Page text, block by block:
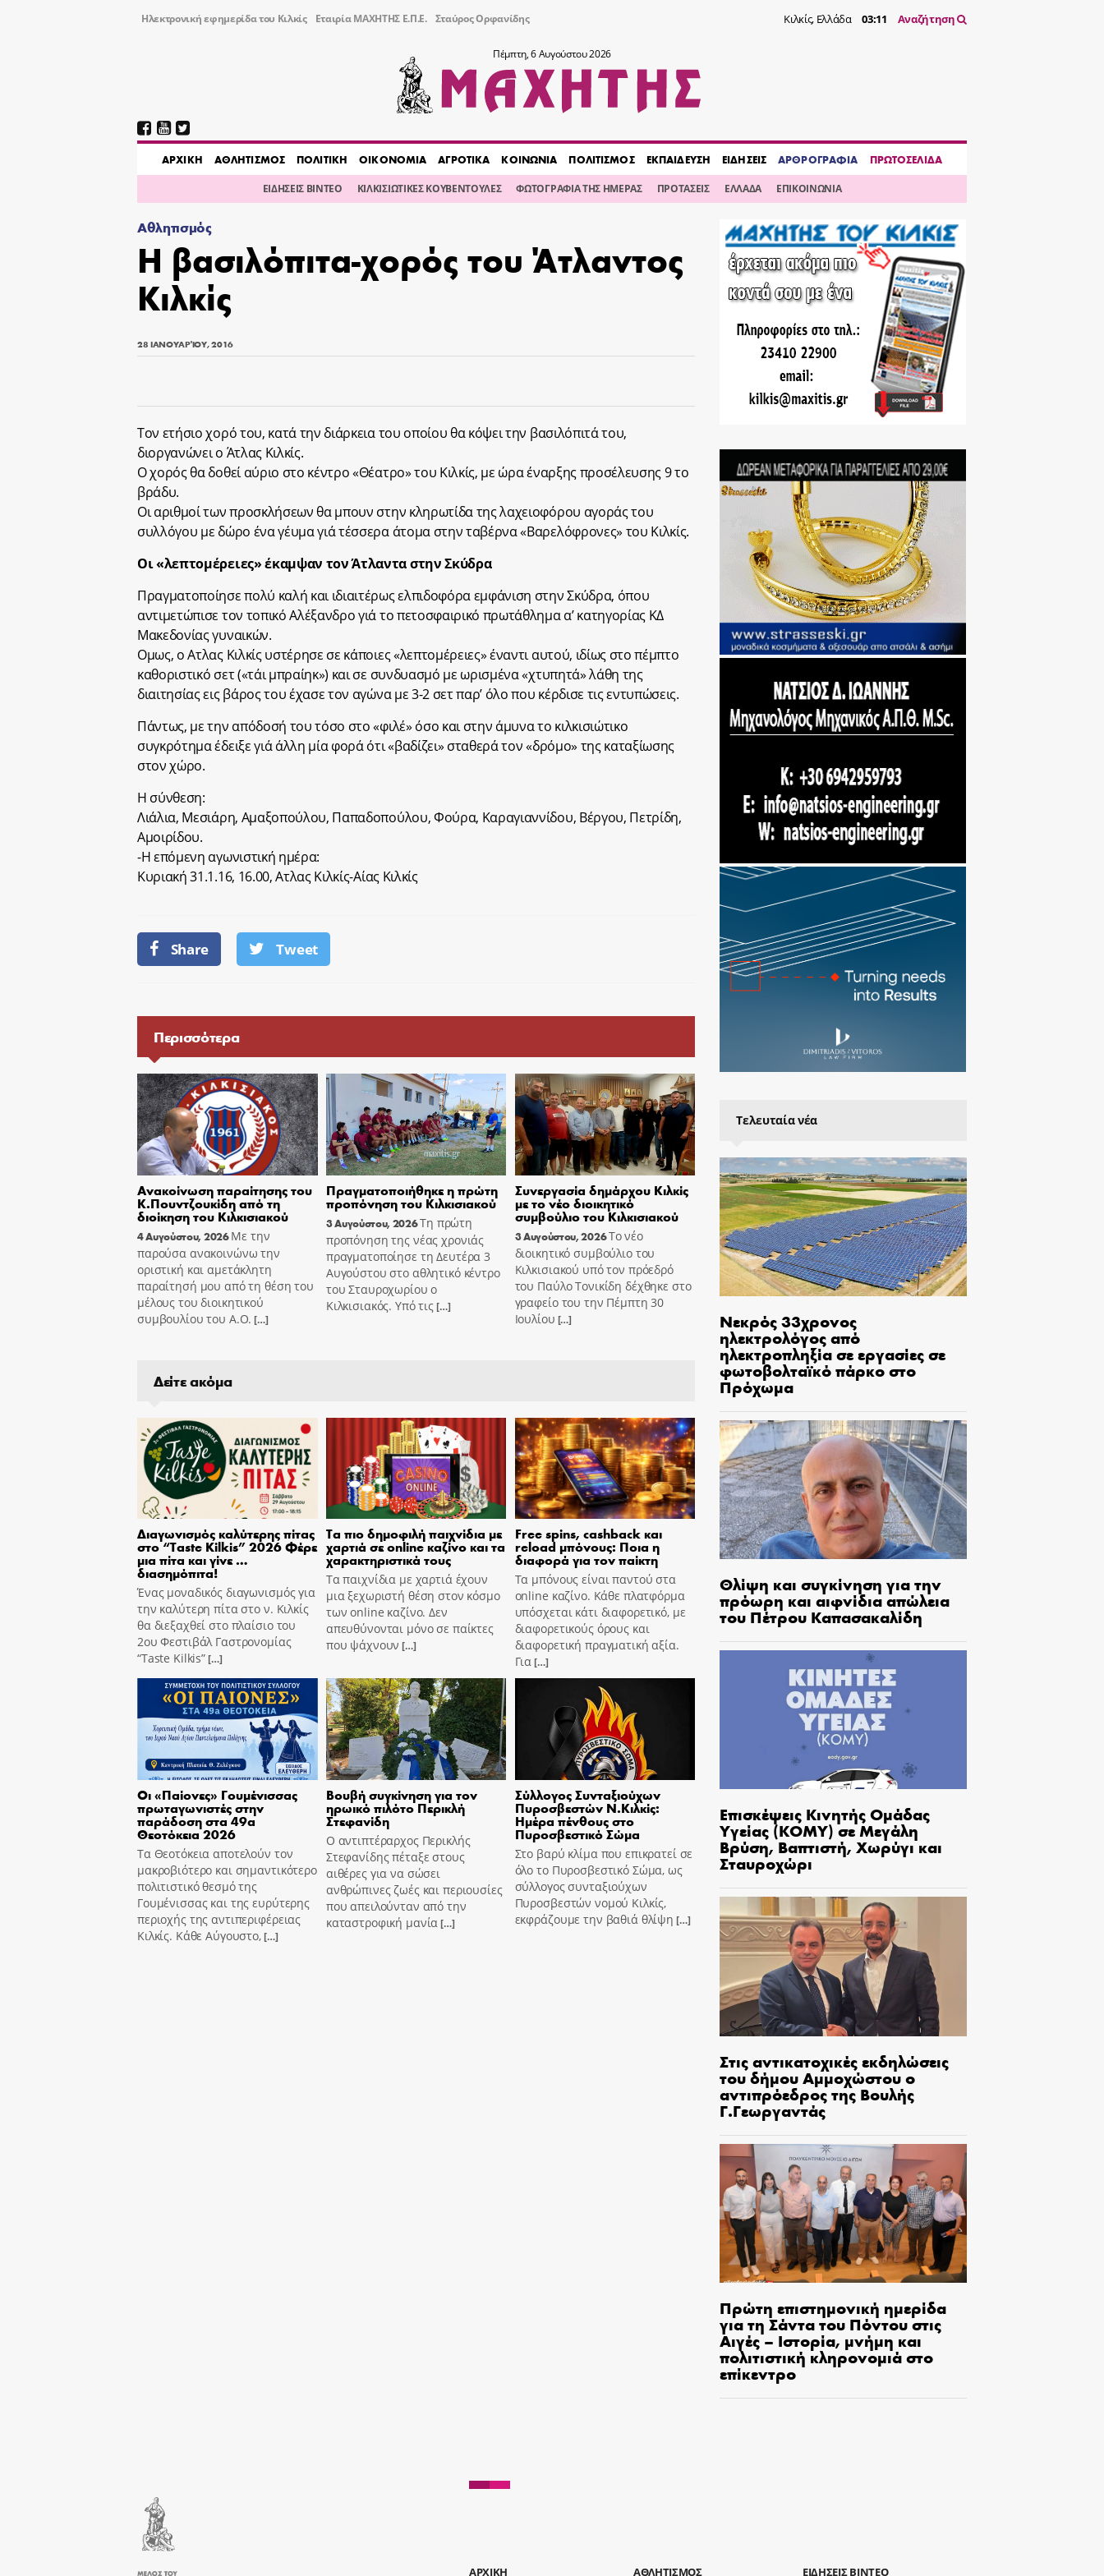
Ηλεκτρονική εφημερίδα του Κιλκίς Εταιρία ΜΑΧΗΤΗΣ Ε.Π.Ε. Σταύρος Ορφανίδης Κιλκίς, Ελλάδα 03:11 Αναζήτηση
Πέμπτη, 6 Αυγούστου 2026
AΡΧΙΚΗ ΑΘΛΗΤΙΣΜΟΣ ΠΟΛΙΤΙΚΗ ΟΙΚΟΝΟΜΙΑ ΑΓΡΟΤΙΚΑ ΚΟΙΝΩΝΙΑ ΠΟΛΙΤΙΣΜΟΣ ΕΚΠΑΙΔΕΥΣΗ ΕΙΔΗΣΕΙΣ ΑΡΘΡΟΓΡΑΦΙΑ ΠΡΩΤΟΣΕΛΙΔΑ
ΕΙΔΗΣΕΙΣ ΒΙΝΤΕΟ ΚΙΛΚΙΣΙΩΤΙΚΕΣ ΚΟΥΒΕΝΤΟΥΛΕΣ ΦΩΤΟΓΡΑΦΙΑ ΤΗΣ ΗΜΕΡΑΣ ΠΡΟΤΑΣΕΙΣ ΕΛΛΑΔΑ ΕΠΙΚΟΙΝΩΝΙΑ
Αθλητισμός
Η βασιλόπιτα-χορός του Άτλαντος
Κιλκίς
28 ΙΑΝΟΥΑΡΊΟΥ, 2016
Τον ετήσιο χορό του, κατά την διάρκεια του οποίου θα κόψει την βασιλόπιτά του,
διοργανώνει ο Άτλας Κιλκίς.
Ο χορός θα δοθεί αύριο στο κέντρο «Θέατρο» του Κιλκίς, με ώρα έναρξης προσέλευσης 9 το
βράδυ.
Οι αριθμοί των προσκλήσεων θα μπουν στην κληρωτίδα της λαχειοφόρου αγοράς του
συλλόγου με δώρο ένα γέυμα γιά τέσσερα άτομα στην ταβέρνα «Βαρελόφρονες» του Κιλκίς.
Οι «λεπτομέρειες» έκαμψαν τον Άτλαντα στην Σκύδρα
Πραγματοποίησε πολύ καλή και ιδιαιτέρως ελπιδοφόρα εμφάνιση στην Σκύδρα, όπου
αντιμετώπισε τον τοπικό Αλέξανδρο γιά το πετοσφαιρικό πρωτάθλημα α’ κατηγορίας ΚΔ
Μακεδονίας γυναικών.
Ομως, ο Ατλας Κιλκίς υστέρησε σε κάποιες «λεπτομέρειες» έναντι αυτού, ιδίως στο πέμπτο
καθοριστικό σετ («τάι μπραίηκ») και σε συνδυασμό με ωρισμένα «χτυπητά» λάθη της
διαιτησίας εις βάρος του έχασε τον αγώνα με 3-2 σετ παρ’ όλο που κέρδισε τις εντυπώσεις.
Πάντως, με την απόδοσή του τόσο στο «φιλέ» όσο και στην άμυνα το κιλκισιώτικο
συγκρότημα έδειξε γιά άλλη μία φορά ότι «βαδίζει» σταθερά τον «δρόμο» της καταξίωσης
στον χώρο.
Η σύνθεση:
Λιάλια, Μεσιάρη, Αμαξοπούλου, Παπαδοπούλου, Φούρα, Καραγιαννίδου, Βέργου, Πετρίδη,
Αμοιρίδου.
-Η επόμενη αγωνιστική ημέρα:
Κυριακή 31.1.16, 16.00, Ατλας Κιλκίς-Αίας Κιλκίς
Share Tweet
Περισσότερα
Ανακοίνωση παραίτησης του
Κ.Πουντζουκίδη από τη
διοίκηση του Κιλκισιακού
4 Αυγούστου, 2026Με την
παρούσα ανακοινώνω την
οριστική και αμετάκλητη
παραίτησή μου από τη θέση του
μέλους του διοικητικού
συμβουλίου του Α.Ο. […]
Πραγματοποιήθηκε η πρώτη
προπόνηση του Κιλκισιακού
3 Αυγούστου, 2026Τη πρώτη
προπόνηση της νέας χρονιάς
πραγματοποίησε τη Δευτέρα 3
Αυγούστου στο αθλητικό κέντρο
του Σταυροχωρίου ο
Κιλκισιακός. Υπό τις[…]
Συνεργασία δημάρχου Κιλκίς
με το νέο διοικητικό
συμβούλιο του Κιλκισιακού
3 Αυγούστου, 2026Το νέο
διοικητικό συμβούλιο του
Κιλκισιακού υπό τον πρόεδρό
του Παύλο Τονικίδη δέχθηκε στο
γραφείο του την Πέμπτη 30
Ιουλίου […]
Δείτε ακόμα
Διαγωνισμός καλύτερης πίτας
στο “Taste Kilkis” 2026 Φέρε
μια πίτα και γίνε …
διασημόπιτα!
Ένας μοναδικός διαγωνισμός για
την καλύτερη πίτα στο ν. Κιλκίς
θα διεξαχθεί στο πλαίσιο του
2ου Φεστιβάλ Γαστρονομίας
“Taste Kilkis”[…]
Τα πιο δημοφιλή παιχνίδια με
χαρτιά σε online καζίνο και τα
χαρακτηριστικά τους
Τα παιχνίδια με χαρτιά έχουν
μια ξεχωριστή θέση στον κόσμο
των online καζίνο. Δεν
απευθύνονται μόνο σε παίκτες
που ψάχνουν […]
Free spins, cashback και
reload μπόνους: Ποια η
διαφορά για τον παίκτη
Τα μπόνους είναι παντού στα
online καζίνο. Κάθε πλατφόρμα
υπόσχεται κάτι διαφορετικό, με
διαφορετικούς όρους και
διαφορετική πραγματική αξία.
Για[…]
Οι «Παίονες» Γουμένισσας
πρωταγωνιστές στην
παράδοση στα 49α
Θεοτόκεια 2026
Τα Θεοτόκεια αποτελούν τον
μακροβιότερο και σημαντικότερο
πολιτιστικό θεσμό της
Γουμένισσας και της ευρύτερης
περιοχής της αντιπεριφέρειας
Κιλκίς. Κάθε Αύγουστο,[…]
Βουβή συγκίνηση για τον
ηρωικό πιλότο Περικλή
Στεφανίδη
Ο αντιπτέραρχος Περικλής
Στεφανίδης πέταξε στους
αιθέρες για να σώσει
ανθρώπινες ζωές και περιουσίες
που απειλούνταν από την
καταστροφική μανία […]
Σύλλογος Συνταξιούχων
Πυροσβεστών Ν.Κιλκίς:
Ημέρα πένθους στο
Πυροσβεστικό Σώμα
Στο βαρύ κλίμα που επικρατεί σε
όλο το Πυροσβεστικό Σώμα, ως
σύλλογος συνταξιούχων
Πυροσβεστών νομού Κιλκίς,
εκφράζουμε την βαθιά θλίψη […]
Τελευταία νέα
Νεκρός 33χρονος
ηλεκτρολόγος από
ηλεκτροπληξία σε εργασίες σε
φωτοβολταϊκό πάρκο στο
Πρόχωμα
Θλίψη και συγκίνηση για την
πρόωρη και αιφνίδια απώλεια
του Πέτρου Καπασακαλίδη
Επισκέψεις Κινητής Ομάδας
Υγείας (ΚΟΜΥ) σε Μεγάλη
Βρύση, Βαπτιστή, Χωρύγι και
Σταυροχώρι
Στις αντικατοχικές εκδηλώσεις
του δήμου Αμμοχώστου ο
αντιπρόεδρος της Βουλής
Γ.Γεωργαντάς
Πρώτη επιστημονική ημερίδα
για τη Σάντα του Πόντου στις
Αιγές – Ιστορία, μνήμη και
πολιτιστική κληρονομιά στο
επίκεντρο
AΡΧΙΚΗ ΑΘΛΗΤΙΣΜΟΣ ΕΙΔΗΣΕΙΣ ΒΙΝΤΕΟ